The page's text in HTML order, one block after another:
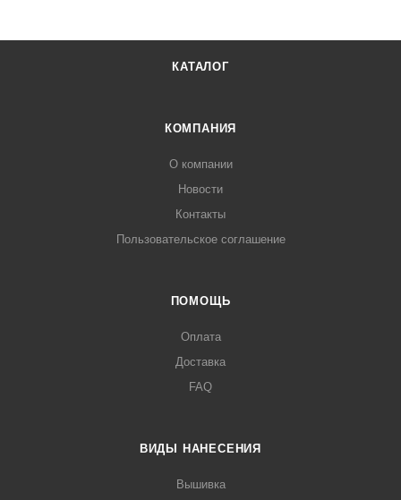
КАТАЛОГ
КОМПАНИЯ
О компании
Новости
Контакты
Пользовательское соглашение
ПОМОЩЬ
Оплата
Доставка
FAQ
ВИДЫ НАНЕСЕНИЯ
Вышивка